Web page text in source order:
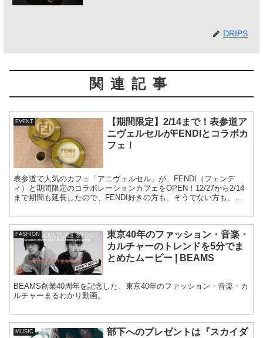
DRIPS
関連記事
EVENT
【期間限定】2/14まで！表参道ア
ニヴェルセルがFENDIとコラボカ
フェ！
表参道で人気のカフェ「アニヴェルセル」が、FENDI（フェンデ
ィ）と期間限定のコラボレーションカフェをOPEN！12/27から2/14
まで期間も延長したので、FENDI好きの方も、そうでない方も、ぜ
FASHION
東京40年のファッション・音楽・
カルチャーのトレンドを5分でま
とめたムービー | BEAMS
BEAMS創業40周年を記念した、東京40年のファッション・音楽・カ
ルチャーまるわかり動画。
MUSIC
部下へのプレゼントは『スカイダ